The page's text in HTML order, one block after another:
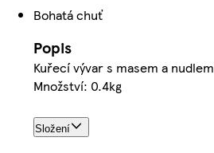
Bohatá chuť
Popis
Kuřecí vývar s masem a
Množství: 0.4kg
Složení